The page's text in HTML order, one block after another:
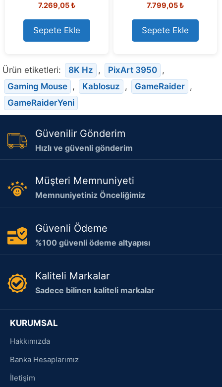
o
t
o
f
5
Orijinal
7.778,73 ₺.
7.269,05₺Mevcut
Sepete Ekle
o
t
o
f
5
Orijinal
8.308,73 ₺.
7.799,05₺Mevcut
Sepete Ekle
Ürün etiketleri: 8K Hz , PixArt 3950 ,
Gaming Mouse , Kablosuz , GameRaider ,
GameRaiderYeni
Güvenilir Gönderim
Hızlı ve güvenli gönderim
Müşteri Memnuniyeti
Memnuniyetiniz Önceliğimiz
Güvenli Ödeme
%100 güvenli ödeme altyapısı
Kaliteli Markalar
Sadece bilinen kaliteli markalar
KURUMSAL
Hakkımızda
Banka Hesaplarımız
İletişim